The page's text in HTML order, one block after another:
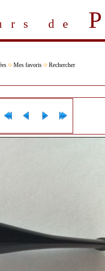
de P
Mes favoris Rechercher